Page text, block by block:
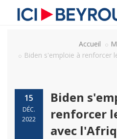
Accueil
Biden s'emploie à renforcer
15
DÉC.
2022
Biden
renforcer
avec